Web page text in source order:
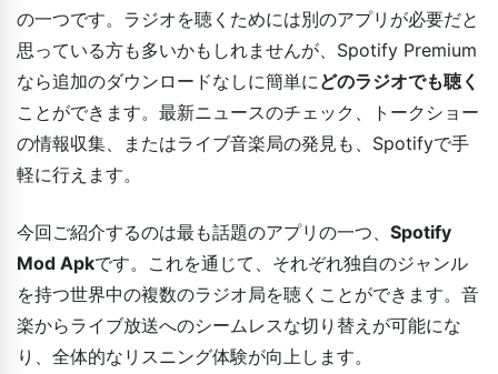
の一つです。ラジオを聴くためには別のアプリが必要だと
思っている方も多いかもしれませんが、Spotify Premium
なら追加のダウンロードなしに簡単に どのラジオでも聴く
ことができます。最新ニュースのチェック、トークショー
の情報収集、またはライブ音楽局の発見も、Spotifyで手
軽に行えます。
今回ご紹介するのは最も話題のアプリの一つ、 Spotify
Mod Apkです。これを通じて、それぞれ独自のジャンル
を持つ世界中の複数のラジオ局を聴くことができます。音
楽からライブ放送へのシームレスな切り替えが可能にな
り、全体的なリスニング体験が向上します。